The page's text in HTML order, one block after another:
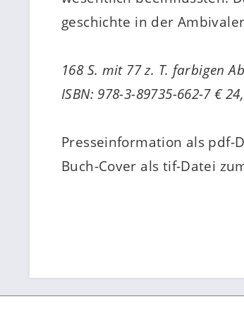
geschichte in der
168 S. mit 77 z. T. farbigen
ISBN: 978-3-89735-662-7 €
Presseinformation als pdf-
Buch-Cover als tif-Datei